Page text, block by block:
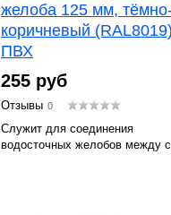
желоба 125 мм,
коричневый
ПВХ
255 руб
Отзывы 0
Служит для соединения
водосточных желобов между